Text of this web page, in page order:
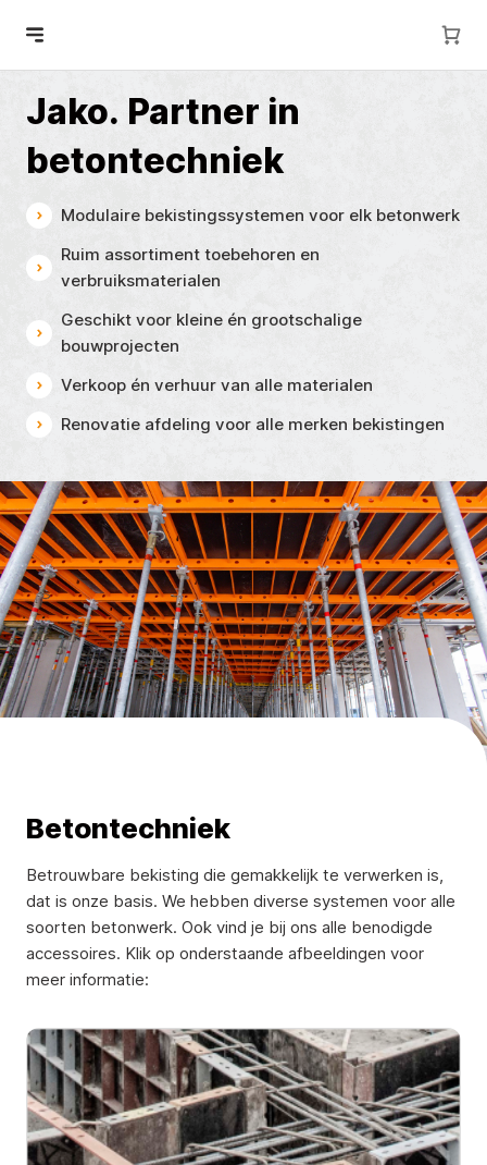
Jako. Partner in
betontechniek
Modulaire bekistingssystemen voor elk betonwerk
Ruim assortiment toebehoren en
verbruiksmaterialen
Geschikt voor kleine én grootschalige
bouwprojecten
Verkoop én verhuur van alle materialen
Renovatie afdeling voor alle merken bekistingen
Betontechniek
Betrouwbare bekisting die gemakkelijk te verwerken is,
dat is onze basis. We hebben diverse systemen voor alle
soorten betonwerk. Ook vind je bij ons alle benodigde
accessoires. Klik op onderstaande afbeeldingen voor
meer informatie: